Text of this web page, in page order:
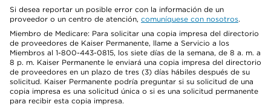
Si desea reportar un posible error con la información de un
proveedor o un centro de atención, comuníquese con nosotros.
Miembro de Medicare: Para solicitar una copia impresa del directorio
de proveedores de Kaiser Permanente, llame a Servicio a los
Miembros al 1-800-443-0815, los siete días de la semana, de 8 a. m. a
8 p. m. Kaiser Permanente le enviará una copia impresa del directorio
de proveedores en un plazo de tres (3) días hábiles después de su
solicitud. Kaiser Permanente podría preguntar si su solicitud de una
copia impresa es una solicitud única o si es una solicitud permanente
para recibir esta copia impresa.